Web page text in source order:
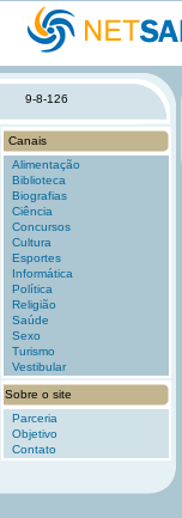
9-8-126
Canais
Alimentação
Biblioteca
Biografias
Ciência
Concursos
Cultura
Esportes
Informática
Política
Religião
Saúde
Sexo
Turismo
Vestibular
Sobre o site
Parceria
Objetivo
Contato